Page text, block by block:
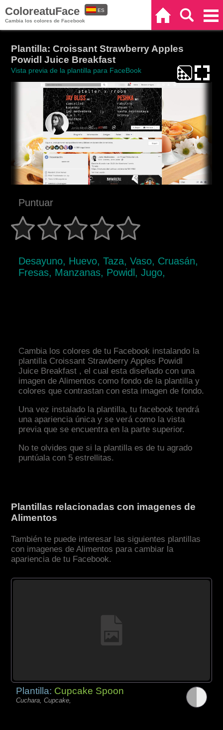
ColoreatuFace
Cambia los colores de Facebook
ES
Plantilla: Croissant Strawberry Apples
Powidl Juice Breakfast
Vista previa de la plantilla para FaceBook
Puntuar
Desayuno, Huevo, Taza, Vaso, Cruasán,
Fresas, Manzanas, Powidl, Jugo,
Cambia los colores de tu Facebook instalando la
plantilla Croissant Strawberry Apples Powidl
Juice Breakfast , el cual esta diseñado con una
imagen de Alimentos como fondo de la plantilla y
colores que contrastan con esta imagen de fondo.
Una vez instalado la plantilla, tu facebook tendrá
una apariencia única y se verá como la vista
previa que se encuentra en la parte superior.
No te olvides que si la plantilla es de tu agrado
puntúala con 5 estrellitas.
Plantillas relacionadas con imagenes de
Alimentos
También te puede interesar las siguientes plantillas
con imagenes de Alimentos para cambiar la
apariencia de tu Facebook.
Plantilla: Cupcake Spoon
Cuchara, Cupcake,